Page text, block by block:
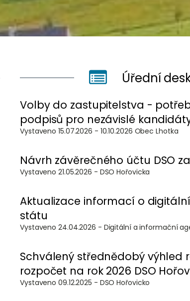
Úřední
Volby do zastupitelstva -
podpisů pro nezávislé
Vystaveno 15.07.2026 - 10.10.2026 Obec Lhotka
Návrh závěrečného účtu DSO
Vystaveno 21.05.2026 - DSO Hořovicka
Aktualizace informací o
státu
Vystaveno 24.04.2026 - Digitální a
Schválený střednědobý výhled
rozpočet na rok 2026 DSO
Vystaveno 09.12.2025 - DSO Hořovicko